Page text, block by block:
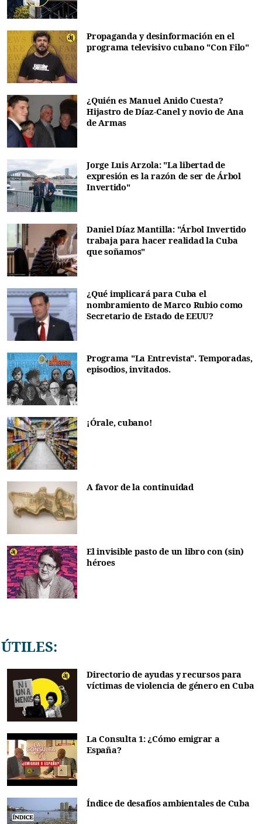
Propaganda y desinformación en el
programa televisivo cubano "Con Filo"
¿Quién es Manuel Anido Cuesta?
Hijastro de Díaz-Canel y novio de Ana
de Armas
Jorge Luis Arzola: "La libertad de
expresión es la razón de ser de Árbol
Invertido"
Daniel Díaz Mantilla: "Árbol Invertido
trabaja para hacer realidad la Cuba
que soñamos"
¿Qué implicará para Cuba el
nombramiento de Marco Rubio como
Secretario de Estado de EEUU?
Programa "La Entrevista". Temporadas,
episodios, invitados.
¡Órale, cubano!
A favor de la continuidad
El invisible pasto de un libro con (sin)
héroes
ÚTILES:
Directorio de ayudas y recursos para
víctimas de violencia de género en Cuba
La Consulta 1: ¿Cómo emigrar a
España?
Índice de desafíos ambientales de Cuba